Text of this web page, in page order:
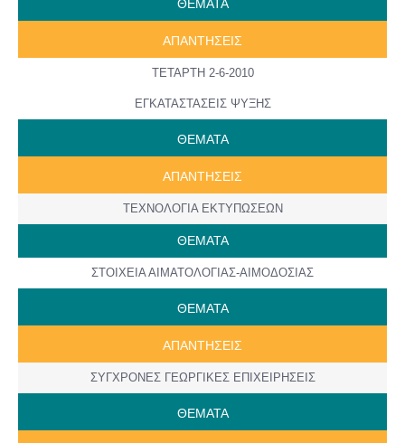
ΘΕΜΑΤΑ
AΠANTΗΣΕΙΣ
ΤΕΤΑΡΤΗ 2-6-2010
ΕΓΚΑΤΑΣΤΑΣΕΙΣ ΨΥΞΗΣ
ΘΕΜΑΤΑ
AΠANTΗΣΕΙΣ
ΤΕΧΝΟΛΟΓΙΑ ΕΚΤΥΠΩΣΕΩΝ
ΘΕΜΑΤΑ
ΣΤΟΙΧΕΙΑ ΑΙΜΑΤΟΛΟΓΙΑΣ-ΑΙΜΟΔΟΣΙΑΣ
ΘΕΜΑΤΑ
AΠANTΗΣΕΙΣ
ΣΥΓΧΡΟΝΕΣ ΓΕΩΡΓΙΚΕΣ ΕΠΙΧΕΙΡΗΣΕΙΣ
ΘΕΜΑΤΑ